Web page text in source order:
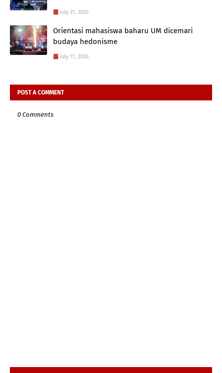
July 31, 2026
Orientasi mahasiswa baharu UM dicemari
budaya hedonisme
July 11, 2026
POST A COMMENT
0 Comments